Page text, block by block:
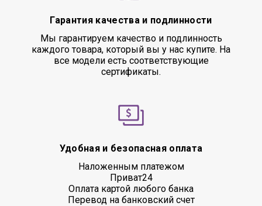
Гарантия качества и подлинности
Мы гарантируем качество и подлинность
каждого товара, который вы у нас купите. На
все модели есть соответствующие
сертификаты.
Удобная и безопасная оплата
Наложенным платежом
Приват24
Оплата картой любого банка
Перевод на банковский счет